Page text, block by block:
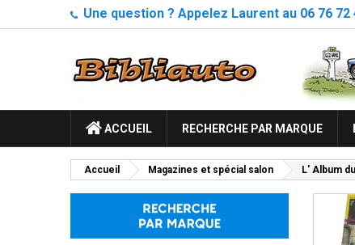
Une question ? Appelez Laurent au 06 76 72
ACCUEIL RECHERCHE PAR MARQUE
Accueil Magazines et spécial salon L' Album